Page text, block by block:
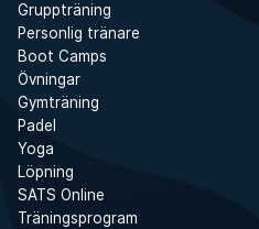
Gruppträning
Personlig tränare
Boot Camps
Övningar
Gymträning
Padel
Yoga
Löpning
SATS Online
Träningsprogram